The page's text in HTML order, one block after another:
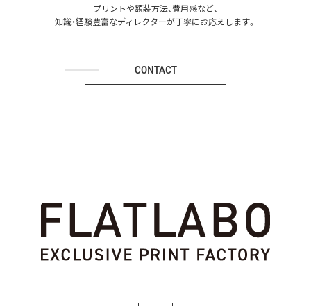
プリントや額装方法、費用感など、
知識・経験豊富なディレクターが丁寧にお応えします。
CONTACT